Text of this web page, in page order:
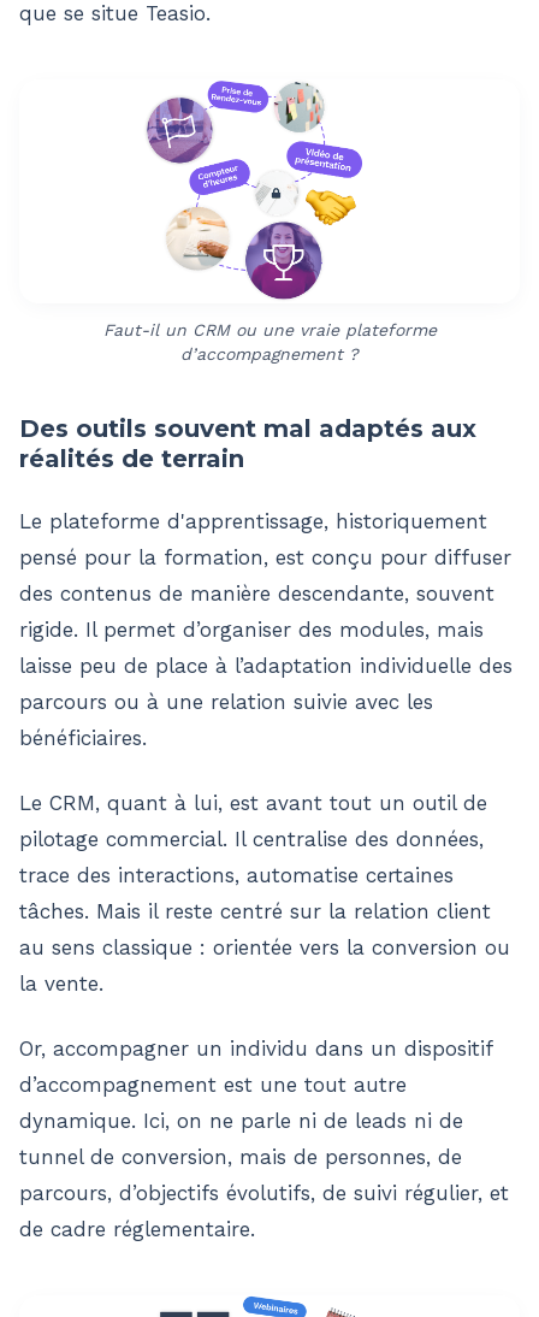
que se situe Teasio.
Faut-il un CRM ou une vraie plateforme
d’accompagnement ?
Des outils souvent mal adaptés aux
réalités de terrain
Le plateforme d'apprentissage, historiquement
pensé pour la formation, est conçu pour diffuser
des contenus de manière descendante, souvent
rigide. Il permet d’organiser des modules, mais
laisse peu de place à l’adaptation individuelle des
parcours ou à une relation suivie avec les
bénéficiaires.
Le CRM, quant à lui, est avant tout un outil de
pilotage commercial. Il centralise des données,
trace des interactions, automatise certaines
tâches. Mais il reste centré sur la relation client
au sens classique : orientée vers la conversion ou
la vente.
Or, accompagner un individu dans un dispositif
d’accompagnement est une tout autre
dynamique. Ici, on ne parle ni de leads ni de
tunnel de conversion, mais de personnes, de
parcours, d’objectifs évolutifs, de suivi régulier, et
de cadre réglementaire.